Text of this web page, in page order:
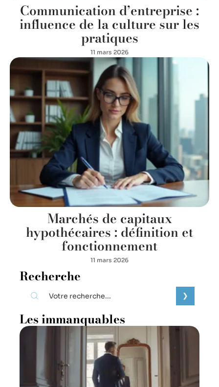
Communication d’entreprise :
influence de la culture sur les
pratiques
11 mars 2026
Marchés de capitaux
hypothécaires : définition et
fonctionnement
11 mars 2026
Recherche
Les immanquables